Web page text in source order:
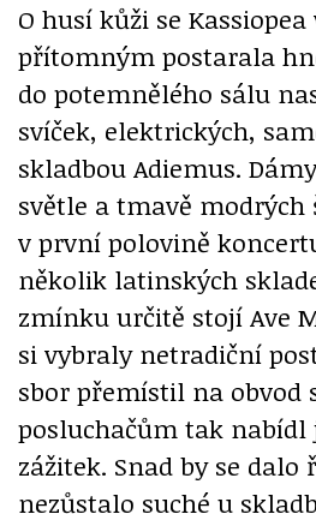
O husí kůži se
přítomným postarala
do potemnělého sálu
svíček, elektrických,
skladbou Adiemus.
světle a tmavě modrých
v první polovině
několik latinských
zmínku určitě stojí Ave
si vybraly netradiční
sbor přemístil na obvod
posluchačům tak nabídl
zážitek. Snad by se dalo
nezůstalo suché u